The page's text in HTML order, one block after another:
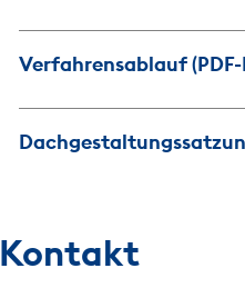
Verfahrensablauf
Kontakt